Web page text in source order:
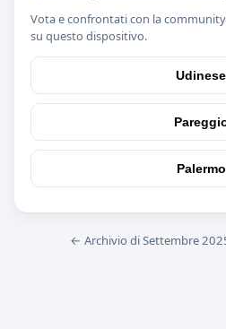
Vota e confrontati con la
su questo dispositivo.
Udinese
Palermo
← Archivio di Settembre